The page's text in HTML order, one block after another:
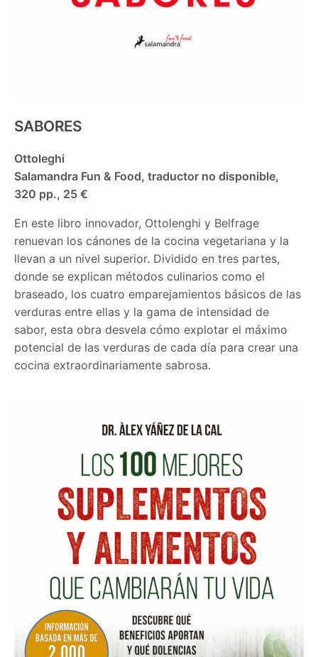
SABORES
Ottoleghi
Salamandra Fun & Food, traductor no disponible,
320 pp., 25 €
En este libro innovador, Ottolenghi y Belfrage
renuevan los cánones de la cocina vegetariana y la
llevan a un nivel superior. Dividido en tres partes,
donde se explican métodos culinarios como el
braseado, los cuatro emparejamientos básicos de las
verduras entre ellas y la gama de intensidad de
sabor, esta obra desvela cómo explotar el máximo
potencial de las verduras de cada día para crear una
cocina extraordinariamente sabrosa.